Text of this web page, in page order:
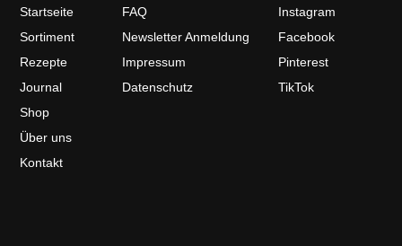
Startseite
Sortiment
Rezepte
Journal
Shop
Über uns
Kontakt
FAQ
Newsletter Anmeldung
Impressum
Datenschutz
Instagram
Facebook
Pinterest
TikTok